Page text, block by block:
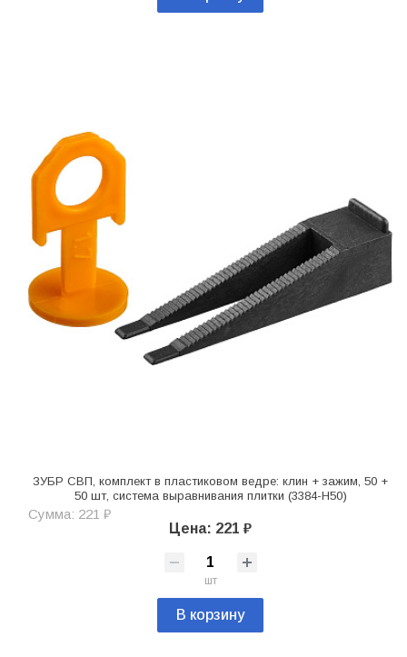
ЗУБР СВП, комплект в пластиковом ведре: клин + зажим, 50 +
50 шт, система выравнивания плитки (3384-H50)
Сумма: 221 ₽
Цена: 221 ₽
шт
В корзину